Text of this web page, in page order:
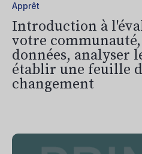
Apprêt
Introduction à
votre
données, analyser
établir une feuille
changement